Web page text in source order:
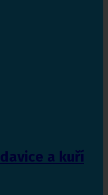
a kuří